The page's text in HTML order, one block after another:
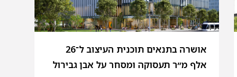
אושרה בתנאים תוכנית העיצוב ל־26
אלף מ״ר תעסוקה ומסחר על אבן גבירול